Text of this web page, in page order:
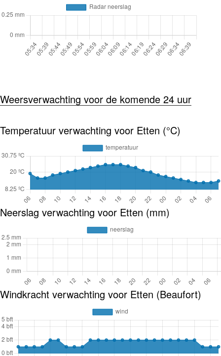
Weersverwachting voor de komende 24 uur
Temperatuur verwachting voor Etten (°C)
Neerslag verwachting voor Etten (mm)
Windkracht verwachting voor Etten (Beaufort)